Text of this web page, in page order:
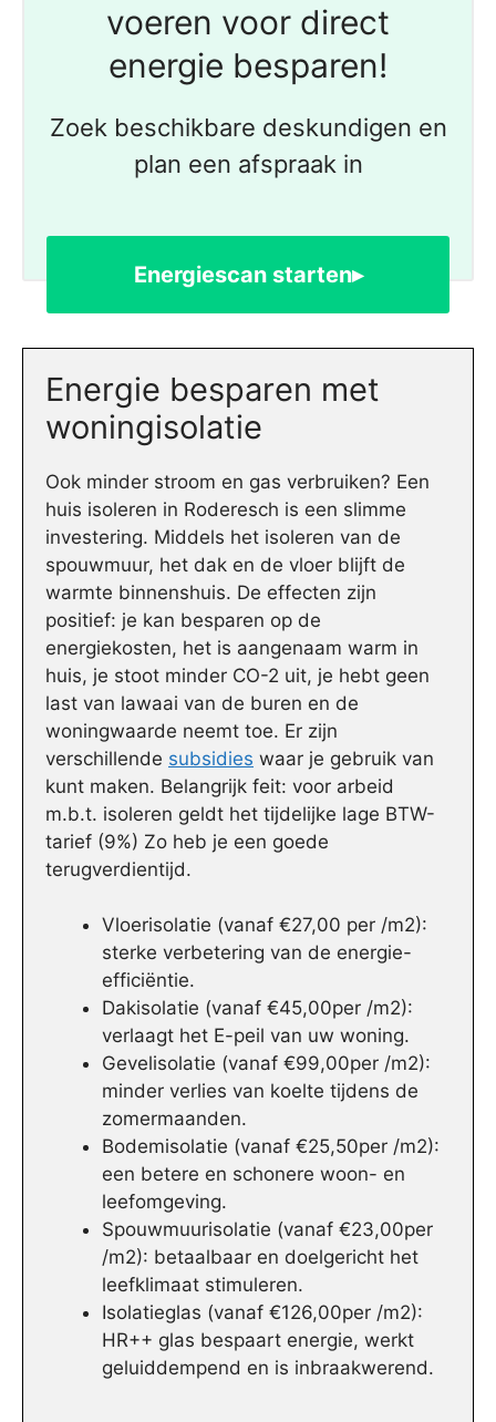
voeren voor direct
energie besparen!
Zoek beschikbare deskundigen en
plan een afspraak in
Energiescan starten▸
Energie besparen met
woningisolatie
Ook minder stroom en gas verbruiken? Een
huis isoleren in Roderesch is een slimme
investering. Middels het isoleren van de
spouwmuur, het dak en de vloer blijft de
warmte binnenshuis. De effecten zijn
positief: je kan besparen op de
energiekosten, het is aangenaam warm in
huis, je stoot minder CO-2 uit, je hebt geen
last van lawaai van de buren en de
woningwaarde neemt toe. Er zijn
verschillende subsidies waar je gebruik van
kunt maken. Belangrijk feit: voor arbeid
m.b.t. isoleren geldt het tijdelijke lage BTW-
tarief (9%) Zo heb je een goede
terugverdientijd.
Vloerisolatie (vanaf €27,00 per /m2):
sterke verbetering van de energie-
efficiëntie.
Dakisolatie (vanaf €45,00per /m2):
verlaagt het E-peil van uw woning.
Gevelisolatie (vanaf €99,00per /m2):
minder verlies van koelte tijdens de
zomermaanden.
Bodemisolatie (vanaf €25,50per /m2):
een betere en schonere woon- en
leefomgeving.
Spouwmuurisolatie (vanaf €23,00per
/m2): betaalbaar en doelgericht het
leefklimaat stimuleren.
Isolatieglas (vanaf €126,00per /m2):
HR++ glas bespaart energie, werkt
geluiddempend en is inbraakwerend.